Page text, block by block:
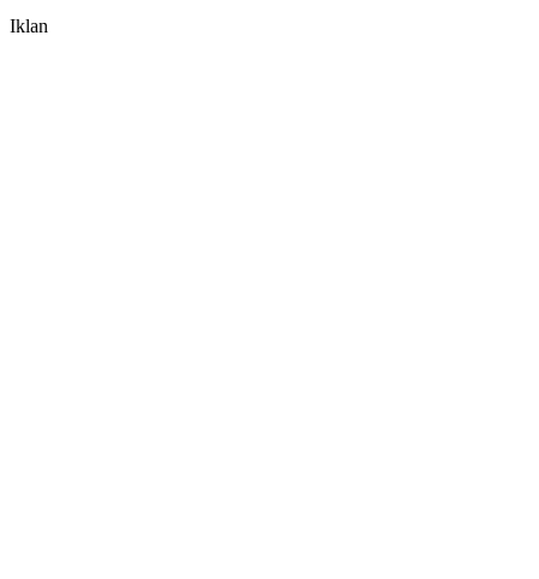
Iklan